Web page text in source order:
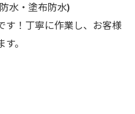
水・塗布防水)
す！丁寧に作業し、お客様
。